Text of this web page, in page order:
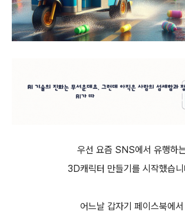
우선 요즘 SNS에서 유행하
3D캐릭터 만들기를 시작했습
어느날 갑자기 페이스북에서